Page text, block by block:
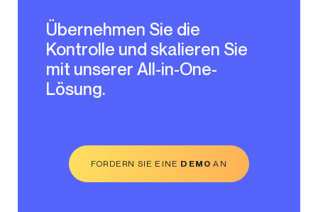
Übernehmen Sie die
Kontrolle und skalieren Sie
mit unserer All-in-One-
Lösung.
FORDERN SIE EINE DEMO AN